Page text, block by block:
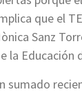
que el
Sanz
Educación
sumado